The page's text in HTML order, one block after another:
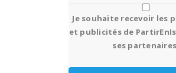
Je souhaite recevoir les
et publicités de
ses